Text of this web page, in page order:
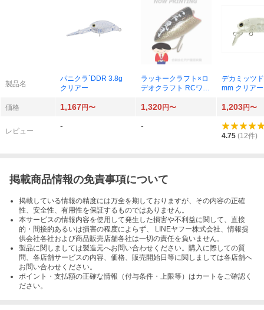
製品名
パニクラ´DDR 3.8g
クリアー
ラッキークラフト×ロ
デオクラフト RCワウ
う
デカミッツ
mm クリアー
価格 1,167円〜 1,320円〜 1,203円〜
レビュー
- -
4.75 (12件)
掲載商品情報の免責事項について
掲載している情報の精度には万全を期しておりますが、その内容の正確
性、安全性、有用性を保証するものではありません。
本サービスの情報内容を使用して発生した損害や不利益に関して、直接
的・間接的あるいは損害の程度によらず、 LINEヤフー株式会社、情報提
供会社各社および商品販売店舗各社は一切の責任を負いません。
製品に関しましては製造元へお問い合わせください。購入に際しての質
問、各店舗サービスの内容、価格、販売開始日等に関しましては各店舗へ
お問い合わせください。
ポイント・支払額の正確な情報（付与条件・上限等）はカートをご確認く
ださい。